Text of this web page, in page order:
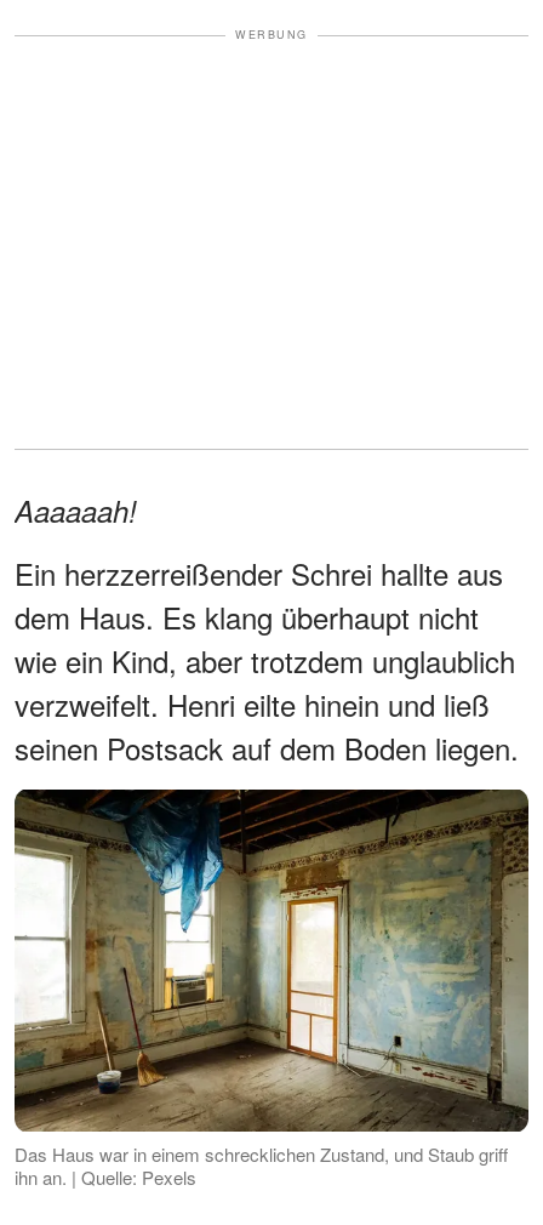
WERBUNG
Aaaaaah!
Ein herzzerreißender Schrei hallte aus
dem Haus. Es klang überhaupt nicht
wie ein Kind, aber trotzdem unglaublich
verzweifelt. Henri eilte hinein und ließ
seinen Postsack auf dem Boden liegen.
Das Haus war in einem schrecklichen Zustand, und Staub griff
ihn an. | Quelle: Pexels